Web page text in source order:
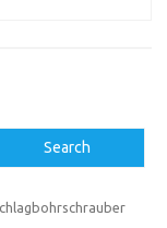
Search